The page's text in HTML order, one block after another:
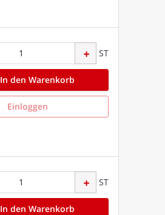
ST
In den Warenkorb
Einloggen
ST
In den Warenkorb